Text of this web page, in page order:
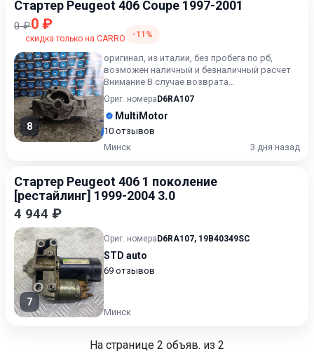
Стартер Peugeot 406 Coupe 1997-2001
0 ₽0 ₽
скидка только на CARRO -11%
8
оригинал, из италии, без пробега по рб,
возможен наличный и безналичный расчет
Внимание В случае возврата
приобретённого товара, затраты кли...
Ориг. номера D6RA107
MultiMotor
10 отзывов
Минск
3 дня назад
Стартер Peugeot 406 1 поколение
[рестайлинг] 1999-2004 3.0
4 944 ₽
7
Ориг. номера D6RA107, 19B40349SC
STD auto
69 отзывов
Минск
На странице 2 объяв. из 2